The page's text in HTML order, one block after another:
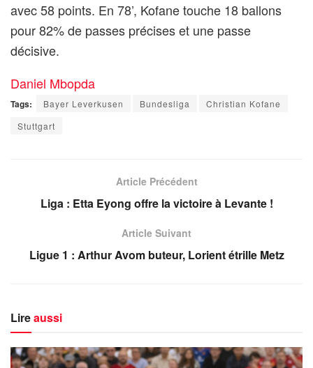
avec 58 points. En 78’, Kofane touche 18 ballons
pour 82% de passes précises et une passe
décisive.
Daniel Mbopda
Tags: Bayer Leverkusen Bundesliga
Christian Kofane
Stuttgart
Article Précédent
Liga : Etta Eyong offre la victoire à Levante !
Article Suivant
Ligue 1 : Arthur Avom buteur, Lorient étrille Metz
Lireaussi